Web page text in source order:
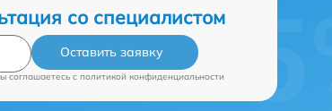
со специалистом
Оставить заявку
соглашаетесь c политикой конфиденциальности